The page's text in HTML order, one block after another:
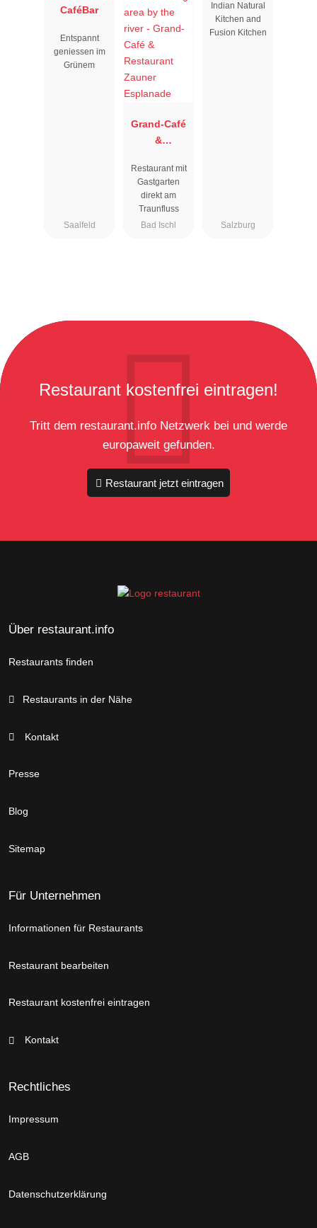
CaféBar
Entspannt
geniessen im
Grünem
Saalfeld
Grand-Café
&
Zauner
Esplanade
Restaurant mit
Gastgarten
direkt am
Traunfluss
Bad Ischl
Indian Natural
Kitchen and
Fusion Kitchen
Salzburg
Restaurant kostenfrei eintragen!
Tritt dem restaurant.info Netzwerk bei und werde
europaweit gefunden.
Restaurant jetzt eintragen
Über restaurant.info
Restaurants finden
Restaurants in der Nähe
Kontakt
Presse
Blog
Sitemap
Für Unternehmen
Informationen für Restaurants
Restaurant bearbeiten
Restaurant kostenfrei eintragen
Kontakt
Rechtliches
Impressum
AGB
Datenschutzerklärung